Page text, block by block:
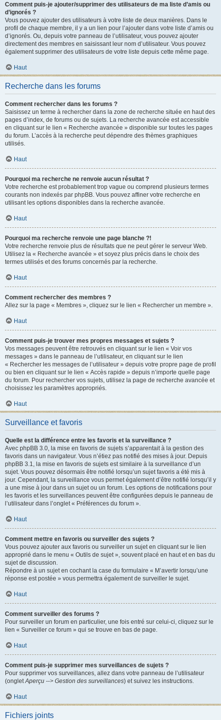
Comment puis-je ajouter/supprimer des utilisateurs de ma liste d’amis ou
d’ignorés ?
Vous pouvez ajouter des utilisateurs à votre liste de deux manières. Dans le
profil de chaque membre, il y a un lien pour l’ajouter dans votre liste d’amis ou
d’ignorés. Ou, depuis votre panneau de l’utilisateur, vous pouvez ajouter
directement des membres en saisissant leur nom d’utilisateur. Vous pouvez
également supprimer des utilisateurs de votre liste depuis cette même page.
Haut
Recherche dans les forums
Comment rechercher dans les forums ?
Saisissez un terme à rechercher dans la zone de recherche située en haut des
pages d’index, de forums ou de sujets. La recherche avancée est accessible
en cliquant sur le lien « Recherche avancée » disponible sur toutes les pages
du forum. L’accès à la recherche peut dépendre des thèmes graphiques
utilisés.
Haut
Pourquoi ma recherche ne renvoie aucun résultat ?
Votre recherche est probablement trop vague ou comprend plusieurs termes
courants non indexés par phpBB. Vous pouvez affiner votre recherche en
utilisant les options disponibles dans la recherche avancée.
Haut
Pourquoi ma recherche renvoie une page blanche ?!
Votre recherche renvoie plus de résultats que ne peut gérer le serveur Web.
Utilisez la « Recherche avancée » et soyez plus précis dans le choix des
termes utilisés et des forums concernés par la recherche.
Haut
Comment rechercher des membres ?
Allez sur la page « Membres », cliquez sur le lien « Rechercher un membre ».
Haut
Comment puis-je trouver mes propres messages et sujets ?
Vos messages peuvent être retrouvés en cliquant sur le lien « Voir vos
messages » dans le panneau de l’utilisateur, en cliquant sur le lien
« Rechercher les messages de l’utilisateur » depuis votre propre page de profil
ou bien en cliquant sur le lien « Accès rapide » depuis n’importe quelle page
du forum. Pour rechercher vos sujets, utilisez la page de recherche avancée et
choisissez les paramètres appropriés.
Haut
Surveillance et favoris
Quelle est la différence entre les favoris et la surveillance ?
Avec phpBB 3.0, la mise en favoris de sujets s’apparentait à la gestion des
favoris dans un navigateur. Vous n’étiez pas notifié des mises à jour. Depuis
phpBB 3.1, la mise en favoris de sujets est similaire à la surveillance d’un
sujet. Vous pouvez désormais être notifié lorsqu’un sujet favoris a été mis à
jour. Cependant, la surveillance vous permet également d’être notifié lorsqu’il y
a une mise à jour dans un sujet ou un forum. Les options de notifications pour
les favoris et les surveillances peuvent être configurées depuis le panneau de
l’utilisateur dans l’onglet « Préférences du forum ».
Haut
Comment mettre en favoris ou surveiller des sujets ?
Vous pouvez ajouter aux favoris ou surveiller un sujet en cliquant sur le lien
approprié dans le menu « Outils de sujet », souvent placé en haut et en bas du
sujet de discussion.
Répondre à un sujet en cochant la case du formulaire « M’avertir lorsqu’une
réponse est postée » vous permettra également de surveiller le sujet.
Haut
Comment surveiller des forums ?
Pour surveiller un forum en particulier, une fois entré sur celui-ci, cliquez sur le
lien « Surveiller ce forum » qui se trouve en bas de page.
Haut
Comment puis-je supprimer mes surveillances de sujets ?
Pour supprimer vos surveillances, allez dans votre panneau de l’utilisateur
(onglet Aperçu --> Gestion des surveillances) et suivez les instructions.
Haut
Fichiers joints